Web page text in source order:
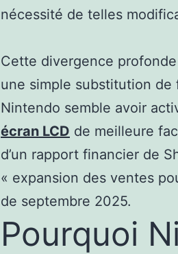
nécessité de telles
Cette divergence
une simple substitution de
Nintendo semble avoir
écran LCD de meilleure
d’un rapport financier de
« expansion des ventes
de septembre 2025.
Pourquoi